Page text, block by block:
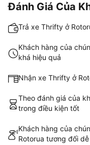
Đánh Giá Của
Trả xe Thrifty ở
Khách hàng của
khá hiệu quả
Nhận xe Thrifty ở
Theo đánh giá của
trong điều kiện tốt
Khách hàng của
Rotorua tương đối